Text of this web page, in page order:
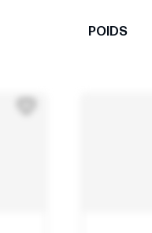
POIDS